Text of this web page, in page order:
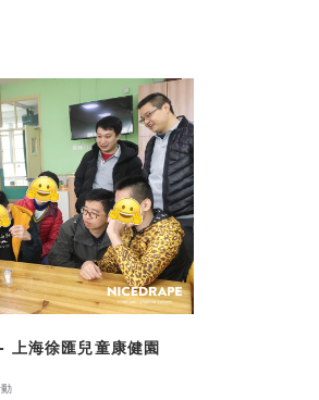
上海徐匯兒童康健園